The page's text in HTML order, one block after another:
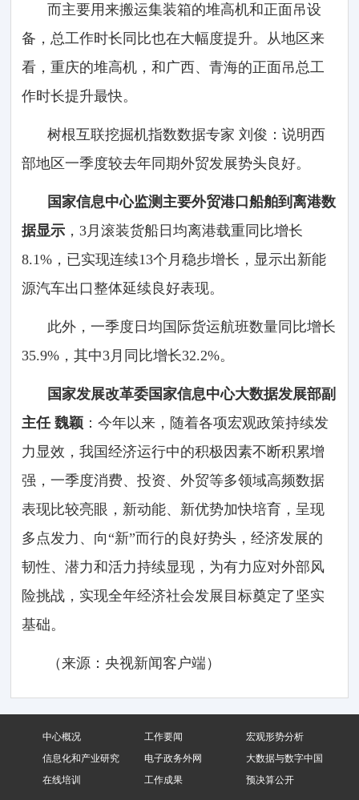
而主要用来搬运集装箱的堆高机和正面吊设
备，总工作时长同比也在大幅度提升。从地区来
看，重庆的堆高机，和广西、青海的正面吊总工
作时长提升最快。
树根互联挖掘机指数数据专家 刘俊：说明西
部地区一季度较去年同期外贸发展势头良好。
国家信息中心监测主要外贸港口船舶到离港数
据显示 ，3月滚装货船日均离港载重同比增长
8.1%，已实现连续13个月稳步增长，显示出新能
源汽车出口整体延续良好表现。
此外，一季度日均国际货运航班数量同比增长
35.9%，其中3月同比增长32.2%。
国家发展改革委国家信息中心大数据发展部副
主任 魏颖 ：今年以来，随着各项宏观政策持续发
力显效，我国经济运行中的积极因素不断积累增
强，一季度消费、投资、外贸等多领域高频数据
表现比较亮眼，新动能、新优势加快培育，呈现
多点发力、向“新”而行的良好势头，经济发展的
韧性、潜力和活力持续显现，为有力应对外部风
险挑战，实现全年经济社会发展目标奠定了坚实
基础。
（来源：央视新闻客户端）
中心概况 工作要闻
宏观形势分析
信息化和产业研究
电子政务外网
大数据与数字中国
在线培训
工作成果 预决算公开